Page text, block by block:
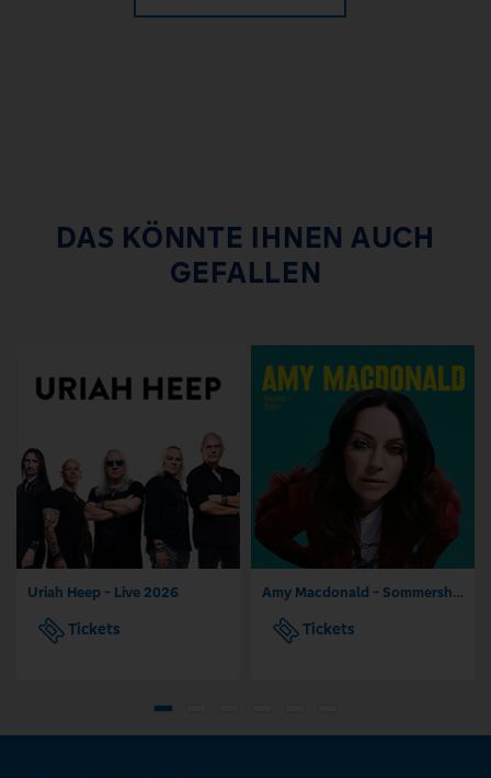
DAS KÖNNTE IHNEN AUCH
GEFALLEN
Uriah Heep - Live 2026
Tickets
Amy Macdonald - Sommershows 2026
Tickets